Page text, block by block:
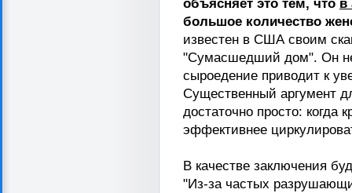
объясняет это тем, что в
большое количество
известен в США своим
"Сумасшедший дом". Он не
сыроедение приводит к
Существенный аргумент
достаточно просто: когда
эффективнее
В качестве заключения
"Из-за частых